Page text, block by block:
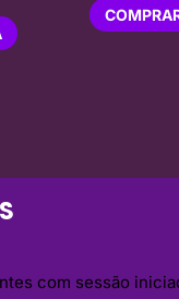
com sessão